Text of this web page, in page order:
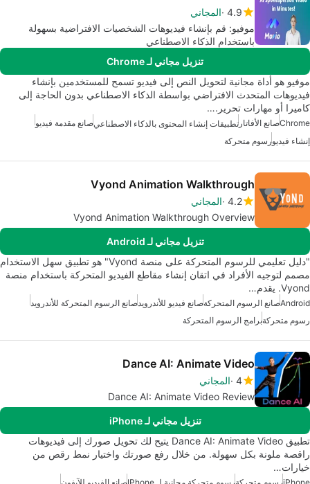
4.9 المجاني
موفيو: قم بإنشاء فيديوهات الشخصيات الافتراضية بسهولة
باستخدام الذكاء الاصطناعي
تنزيل مجاني لـ Chrome
موفيو هو أداة مجانية لتحويل النص إلى فيديو تسمح للمستخدمين بإنشاء
فيديوهات المتحدث الافتراضي بواسطة الذكاء الاصطناعي بدون الحاجة إلى
كاميرا أو مهارات تحرير.…
Chromeصانع الأفاتار تطبيقات إنشاء المحتوى بالذكاء الاصطناعيصانع مقدمة فيديو
إنشاء فيديورسوم متحركة
Vyond Animation Walkthrough
4.2 المجاني
Vyond Animation Walkthrough Overview
تنزيل مجاني لـ Android
"دليل تعليمي للرسوم المتحركة على منصة Vyond" هو تطبيق سهل الاستخدام
مصمم لتوجيه الأفراد في اتقان إنشاء مقاطع الفيديو المتحركة باستخدام منصة
Vyond. يقدم…
Androidصانع الرسوم المتحركةصانع فيديو للأندرويدصانع الرسوم المتحركة للأندرويد
رسوم متحركةبرامج الرسوم المتحركة
Dance AI: Animate Video
4 المجاني
Dance AI: Animate Video Review
تنزيل مجاني لـ iPhone
تطبيق Dance AI: Animate Video يتيح لك تحويل صورك إلى فيديوهات
راقصة ملونة بكل سهولة. من خلال رفع صورتك واختيار نمط رقص من
خيارات…